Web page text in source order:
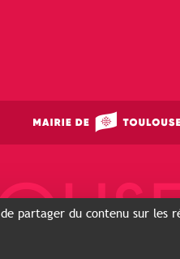
partager du contenu sur les